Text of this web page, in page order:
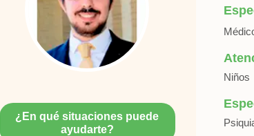
Niños
¿En qué situaciones puede
ayudarte?